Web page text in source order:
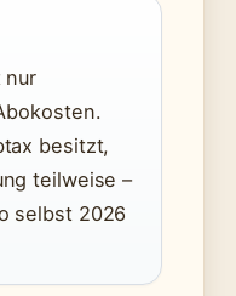
nur
besitzt,
teilweise –
selbst 2026